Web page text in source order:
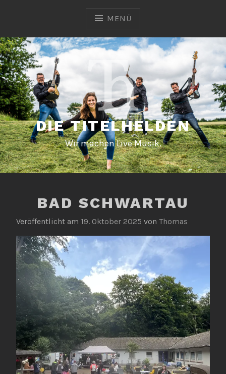
MENÜ
DIE TITELHELDEN
Wir machen Live Musik.
BAD SCHWARTAU
Veröffentlicht am 19. Oktober 2025 von Thomas